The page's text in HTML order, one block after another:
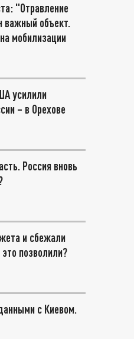
"Отравление
важный объект.
мобилизации
усилили
– в Орехове
Россия вновь
и сбежали
позволили?
с Киевом.